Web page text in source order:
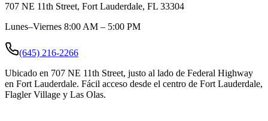
707 NE 11th Street, Fort Lauderdale, FL 33304
Lunes–Viernes 8:00 AM – 5:00 PM
(645) 216-2266
Ubicado en 707 NE 11th Street, justo al lado de Federal Highway
en Fort Lauderdale. Fácil acceso desde el centro de Fort Lauderdale,
Flagler Village y Las Olas.